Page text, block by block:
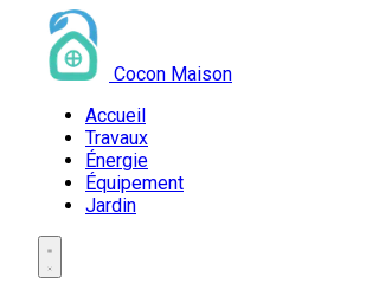
Cocon Maison
Accueil
Travaux
Énergie
Équipement
Jardin